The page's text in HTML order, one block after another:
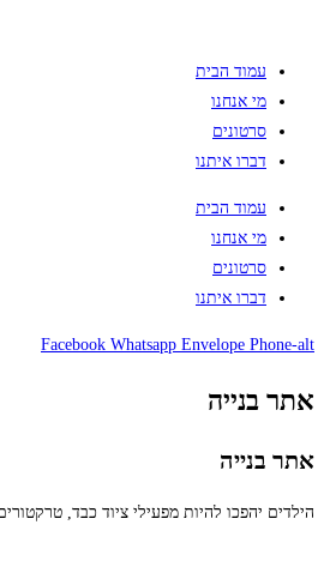
עמוד הבית
מי אנחנו
סרטונים
דברו איתנו
עמוד הבית
מי אנחנו
סרטונים
דברו איתנו
Facebook Whatsapp Envelope Phone-alt
אתר בנייה
אתר בנייה
הילדים יהפכו להיות מפעילי ציוד כבד,